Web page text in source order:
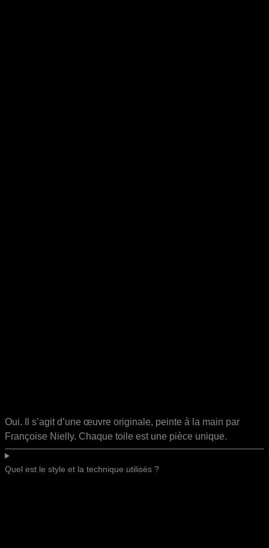
Oui. Il s’agit d’une œuvre originale, peinte à la main par
Françoise Nielly. Chaque toile est une pièce unique.
Quel est le style et la technique utilisés ?